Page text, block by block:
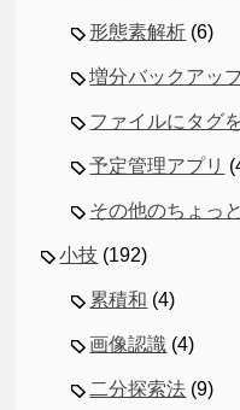
形態素解析 (6)
増分バックアッ
ファイルにタグ
予定管理アプリ
その他のちょっ
小技 (192)
累積和 (4)
画像認識 (4)
二分探索法 (9)